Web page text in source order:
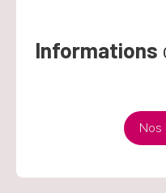
Informations
Nos